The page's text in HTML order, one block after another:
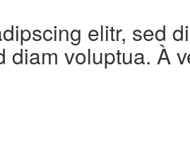
elitr, sed
voluptua. À